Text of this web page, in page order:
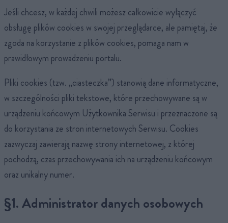
Jeśli chcesz, w każdej chwili możesz całkowicie wyłączyć
obsługę plików cookies w swojej przeglądarce, ale pamiętaj, że
zgoda na korzystanie z plików cookies, pomaga nam w
prawidłowym prowadzeniu portalu.
Pliki cookies (tzw. „ciasteczka”) stanowią dane informatyczne,
w szczególności pliki tekstowe, które przechowywane są w
urządzeniu końcowym Użytkownika Serwisu i przeznaczone są
do korzystania ze stron internetowych Serwisu. Cookies
zazwyczaj zawierają nazwę strony internetowej, z której
pochodzą, czas przechowywania ich na urządzeniu końcowym
oraz unikalny numer.
§1. Administrator danych osobowych